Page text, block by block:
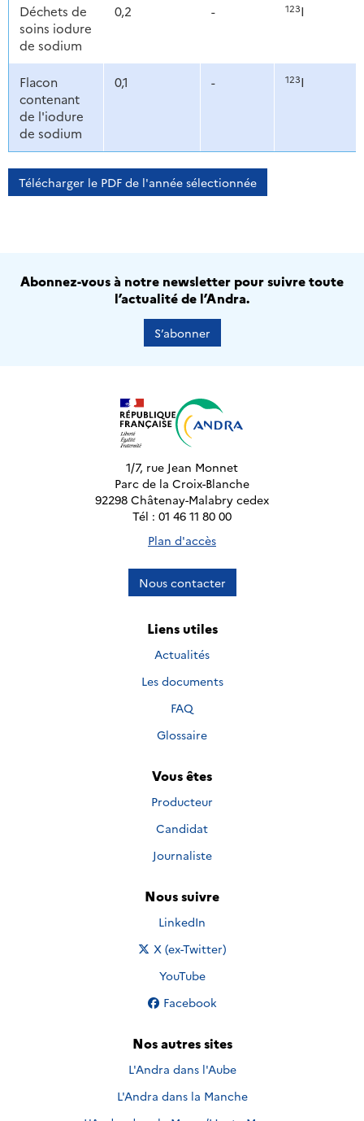
Déchets de
soins iodure
de sodium
0,2 - 123I
Flacon
contenant
de l'iodure
de sodium
0,1 - 123I
Télécharger le PDF de l'année sélectionnée
Abonnez-vous à notre newsletter pour suivre toute
l’actualité de l’Andra.
S’abonner
1/7, rue Jean Monnet
Parc de la Croix-Blanche
92298 Châtenay-Malabry cedex
Tél : 01 46 11 80 00
Plan d'accès
Nous contacter
Liens utiles
Actualités
Les documents
FAQ
Glossaire
Vous êtes
Producteur
Candidat
Journaliste
Nous suivre
Nous suivre sur
LinkedIn
Nous suivre sur
X (ex-Twitter)
Nous suivre sur
YouTube
Nous suivre sur
Facebook
Nos autres sites
L'Andra dans l'Aube
L'Andra dans la Manche